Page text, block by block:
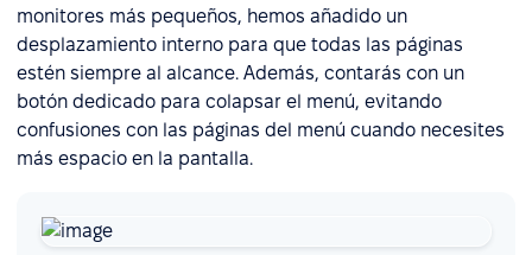
monitores más pequeños, hemos añadido un
desplazamiento interno para que todas las páginas
estén siempre al alcance. Además, contarás con un
botón dedicado para colapsar el menú, evitando
confusiones con las páginas del menú cuando necesites
más espacio en la pantalla.